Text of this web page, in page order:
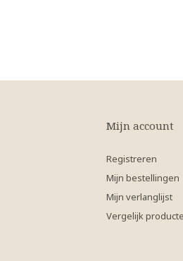
Mijn account
Registreren
Mijn bestellingen
Mijn verlanglijst
Vergelijk